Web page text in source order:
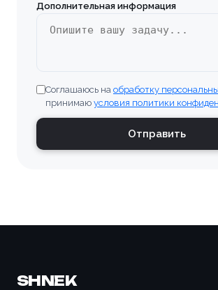
Дополнительная информация
Соглашаюсь на обработку
принимаю условия политики
Отправить
SHNEK